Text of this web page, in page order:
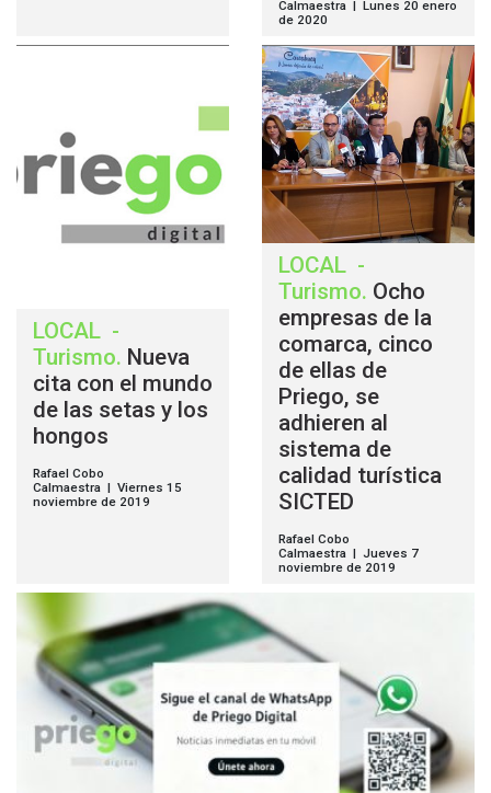
Calmaestra | Lunes 20 enero
de 2020
LOCAL -
Turismo. Nueva
cita con el mundo
de las setas y los
hongos
Rafael Cobo
Calmaestra | Viernes 15
noviembre de 2019
LOCAL -
Turismo. Ocho
empresas de la
comarca, cinco
de ellas de
Priego, se
adhieren al
sistema de
calidad turística
SICTED
Rafael Cobo
Calmaestra | Jueves 7
noviembre de 2019